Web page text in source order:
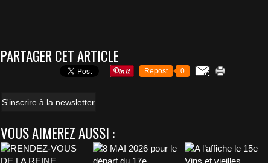
PARTAGER CET ARTICLE
Repost 0
S'inscrire à la newsletter
VOUS AIMEREZ AUSSI :